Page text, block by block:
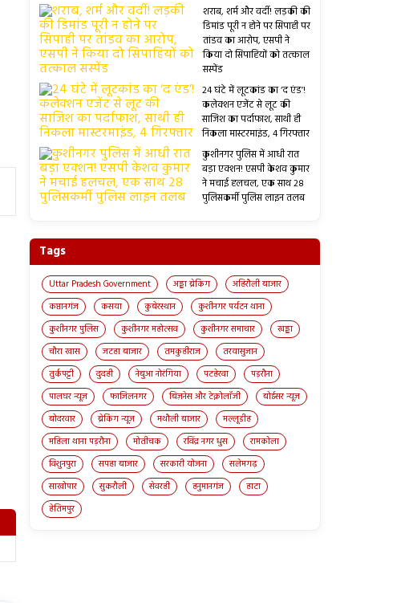
शराब, शर्म और वर्दी! लड़की की
डिमांड पूरी न होने पर सिपाही पर
तांडव का आरोप, एसपी ने
किया दो सिपाहियों को तत्काल
सस्पेंड
24 घंटे में लूटकांड का ‘द एंड’!
कलेक्शन एजेंट से लूट की
साजिश का पर्दाफाश, साथी ही
निकला मास्टरमाइंड, 4 गिरफ्तार
कुशीनगर पुलिस में आधी रात
बड़ा एक्शन! एसपी केशव कुमार
ने मचाई हलचल, एक साथ 28
पुलिसकर्मी पुलिस लाइन तलब
Tags
Uttar Pradesh Government अड्डा ब्रेकिंग
अहिरौली बाजार
कप्तानगंज
कसया कुबेरस्थान
कुशीनगर पर्यटन थाना
कुशीनगर पुलिस
कुशीनगर महोत्सव कुशीनगर समाचार
खड्डा
चौरा खास
जटहा बाजार तमकुहीराज
तरयासुजान
तुर्कपट्टी
दुदही नेबुआ नोरंगिया पटहेरवा
पड़रौना
पालघर न्यूज़
फाजिलनगर बिज़नेस और टेक्नोलॉजी
बोईसर न्यूज़
बोदरवार
ब्रेकिंग न्यूज़ मथौली बाजार
मल्लूडीह
महिला थाना पड़रौना
मोतीचक रविंद्र नगर धुस
रामकोला
विशुनपुरा
सपहा बाजार सरकारी योजना
सलेमगढ़
साखोपार
सुकरौली सेवरही हनुमानगंज
हाटा
हेतिमपुर